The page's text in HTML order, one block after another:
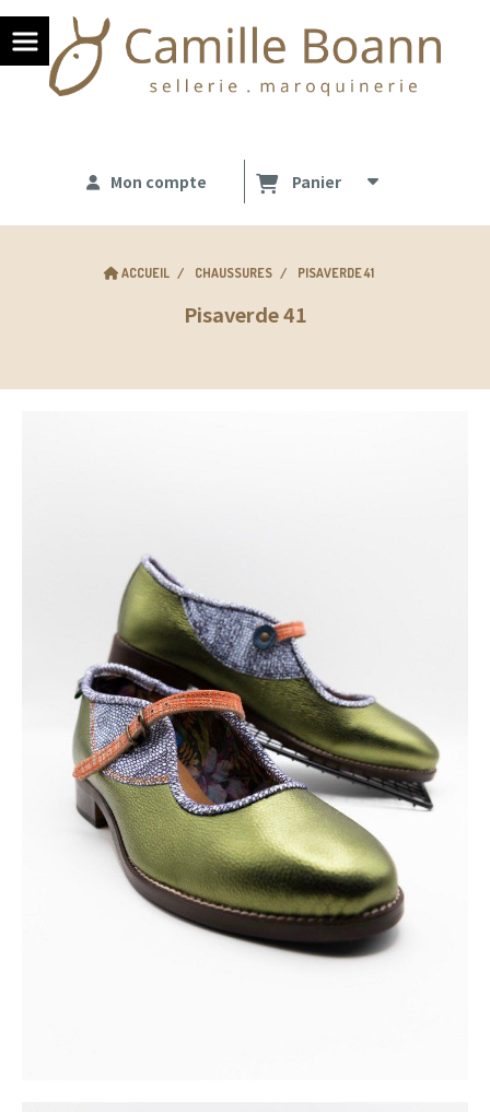
Mon compte Panier
ACCUEIL CHAUSSURES PISAVERDE 41
Pisaverde 41